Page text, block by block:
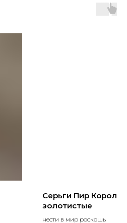
Серьги Пир
золотистые
нести в мир роскошь